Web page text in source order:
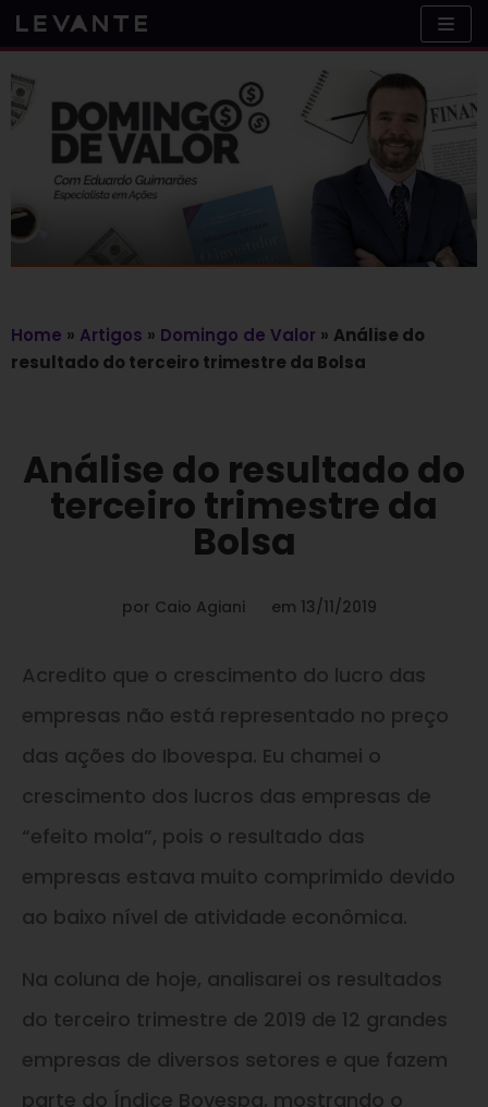
Skip
to
content
Home » Artigos » Domingo de Valor » Análise do
resultado do terceiro trimestre da Bolsa
Análise do resultado do
terceiro trimestre da
Bolsa
por Caio Agiani em 13/11/2019
Acredito que o crescimento do lucro das
empresas não está representado no preço
das ações do Ibovespa. Eu chamei o
crescimento dos lucros das empresas de
“efeito mola”, pois o resultado das
empresas estava muito comprimido devido
ao baixo nível de atividade econômica.
Na coluna de hoje, analisarei os resultados
do terceiro trimestre de 2019 de 12 grandes
empresas de diversos setores e que fazem
parte do Índice Bovespa, mostrando o